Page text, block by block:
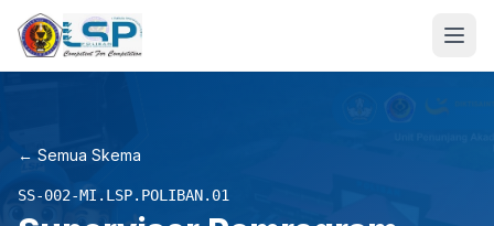
← Semua Skema
SS-002-MI.LSP.POLIBAN.01